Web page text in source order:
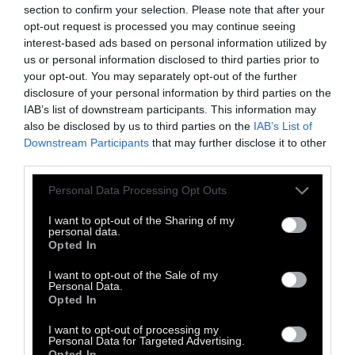
section to confirm your selection. Please note that after your
opt-out request is processed you may continue seeing
interest-based ads based on personal information utilized by
us or personal information disclosed to third parties prior to
your opt-out. You may separately opt-out of the further
disclosure of your personal information by third parties on the
IAB’s list of downstream participants. This information may
also be disclosed by us to third parties on the IAB’s List of
Downstream Participants that may further disclose it to other
Personal Data Processing Opt Outs
I want to opt-out of the Sharing of my
personal data.
Opted In
I want to opt-out of the Sale of my
Personal Data.
Opted In
I want to opt-out of processing my
Personal Data for Targeted Advertising.
μέχρι σήμερα από εταιρείες και
εργαζομένους είναι σταθερά ανοδική,
επιβεβαιώνοντας την αυξανόμενη ανάγκη για
ουσιαστική ενημέρωση και την επιθυμία της
κοινωνίας να συμβάλει ενεργά στη μάχη υπέρ
της ζωής».
Η πρόοδος στον τομέα των
μεταμοσχεύσεων στην Ελλάδα είναι
εμφανής:μόνο το 2025 προστέθηκαν 30.000
νέοι δωρητές στο Εθνικό Μητρώο,
φτάνοντας τους 57.000 συνολικά, ενώ από το
2022 καταγράφονται συνεχώς ρεκόρ
μεταμοσχεύσεων. Ωστόσο, παρά τα
σημαντικά αυτά βήματα, η Ελλάδα παραμένει
κάτω από τον ευρωπαϊκό μέσο όρο (20-25
δωρητές ανά εκατομμύριο κατοίκους),